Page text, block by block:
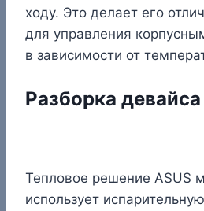
ходу. Это делает его
для управления
в зависимости от
Разборка девайса
Тепловое решение ASUS
использует